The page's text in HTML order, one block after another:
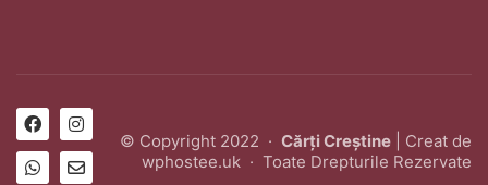
© Copyright 2022 · Cărți Creștine | Creat de
wphostee.uk · Toate Drepturile Rezervate